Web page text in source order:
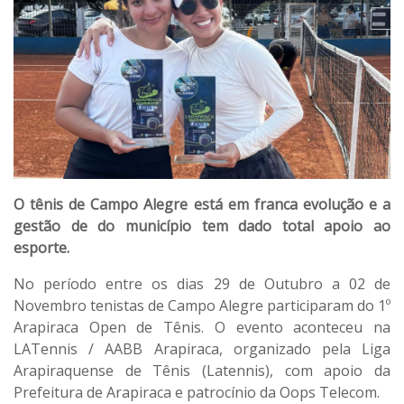
O tênis de Campo Alegre está em franca evolução e a
gestão de do município tem dado total apoio ao
esporte.
No período entre os dias 29 de Outubro a 02 de
Novembro tenistas de Campo Alegre participaram do 1º
Arapiraca Open de Tênis. O evento aconteceu na
LATennis / AABB Arapiraca, organizado pela Liga
Arapiraquense de Tênis (Latennis), com apoio da
Prefeitura de Arapiraca e patrocínio da Oops Telecom.